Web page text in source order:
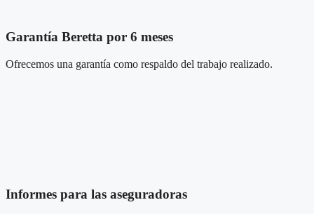
Garantía Beretta por 6 meses
Ofrecemos una garantía como respaldo del trabajo realizado.
Informes para las aseguradoras